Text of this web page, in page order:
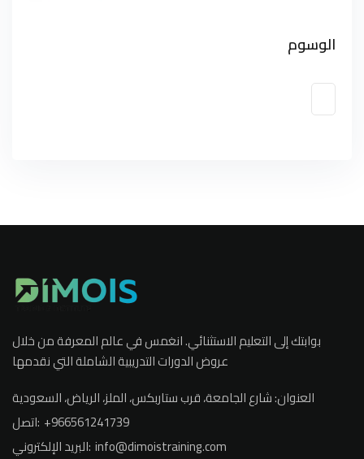
الوسوم
بوابتك إلى التعليم الاستثنائي. انغمس في عالم المعرفة من خلال
عروض الدورات التدريبية الشاملة التي نقدمها
العنوان:شارع الجامعة، قرب ستاربكس، الملز، الرياض، السعودية
اتصل: +966561241739
البريد الإلكتروني: info@dimoistraining.com